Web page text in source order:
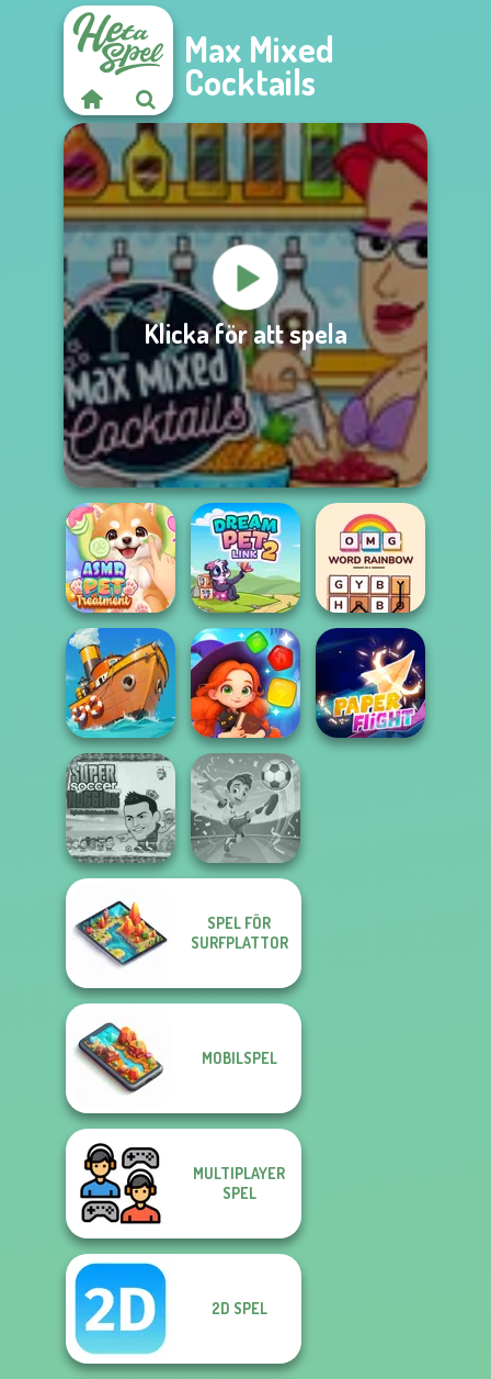
Max Mixed
Cocktails
Klicka för att spela
ASMR Pet
Treatment
Dream Pet Link 2
OMG Word
Rainbow
Clean the Ocean
Magic and
Wizards Match
Super Soccer
Noggins
Christmas
Football
SPEL FÖR
SURFPLATTOR
MOBILSPEL
MULTIPLAYER
SPEL
2D SPEL